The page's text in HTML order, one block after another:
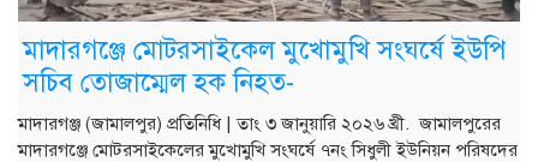
মাদারগঞ্জে মোটরসাইকেল মুখোমুখি সংঘর্ষে ইউপি
সচিব তোজাম্মেল হক নিহত-
মাদারগঞ্জ (জামালপুর) প্রতিনিধি | তাং ৩ জানুয়ারি ২০২৬ খ্রী. জামালপুরের
মাদারগঞ্জে মোটরসাইকেলের মুখোমুখি সংঘর্ষে ৭নং সিধুলী ইউনিয়ন পরিষদের